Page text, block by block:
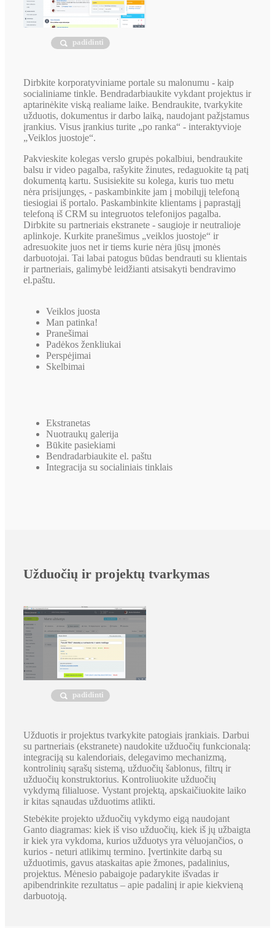
padidinti
Dirbkite korporatyviniame portale su malonumu - kaip
socialiniame tinkle. Bendradarbiaukite vykdant projektus ir
aptarinėkite viską realiame laike. Bendraukite, tvarkykite
užduotis, dokumentus ir darbo laiką, naudojant pažįstamus
įrankius. Visus įrankius turite „po ranka“ - interaktyvioje
„Veiklos juostoje“.
Pakvieskite kolegas verslo grupės pokalbiui, bendraukite
balsu ir video pagalba, rašykite žinutes, redaguokite tą patį
dokumentą kartu. Susisiekite su kolega, kuris tuo metu
nėra prisijungęs, - paskambinkite jam į mobilųjį telefoną
tiesiogiai iš portalo. Paskambinkite klientams į paprastąjį
telefoną iš CRM su integruotos telefonijos pagalba.
Dirbkite su partneriais ekstranete - saugioje ir neutralioje
aplinkoje. Kurkite pranešimus „veiklos juostoje“ ir
adresuokite juos net ir tiems kurie nėra jūsų įmonės
darbuotojai. Tai labai patogus būdas bendrauti su klientais
ir partneriais, galimybė leidžianti atsisakyti bendravimo
el.paštu.
Veiklos juosta
Man patinka!
Pranešimai
Padėkos ženkliukai
Perspėjimai
Skelbimai
Ekstranetas
Nuotraukų galerija
Būkite pasiekiami
Bendradarbiaukite el. paštu
Integracija su socialiniais tinklais
Užduočių ir projektų tvarkymas
padidinti
Užduotis ir projektus tvarkykite patogiais įrankiais. Darbui
su partneriais (ekstranete) naudokite užduočių funkcionalą:
integraciją su kalendoriais, delegavimo mechanizmą,
kontrolinių sąrašų sistemą, užduočių šablonus, filtrų ir
užduočių konstruktorius. Kontroliuokite užduočių
vykdymą filialuose. Vystant projektą, apskaičiuokite laiko
ir kitas sąnaudas užduotims atlikti.
Stebėkite projekto užduočių vykdymo eigą naudojant
Ganto diagramas: kiek iš viso užduočių, kiek iš jų užbaigta
ir kiek yra vykdoma, kurios užduotys yra vėluojančios, o
kurios - neturi atlikimų termino. Įvertinkite darbą su
užduotimis, gavus ataskaitas apie žmones, padalinius,
projektus. Mėnesio pabaigoje padarykite išvadas ir
apibendrinkite rezultatus – apie padalinį ir apie kiekvieną
darbuotoją.